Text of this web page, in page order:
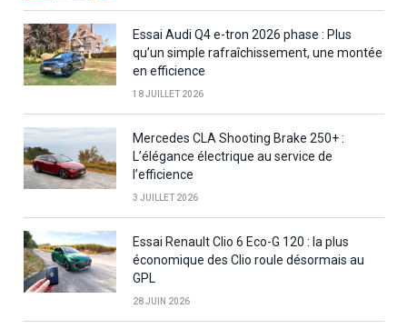
Essai Audi Q4 e-tron 2026 phase : Plus
qu’un simple rafraîchissement, une montée
en efficience
18 JUILLET 2026
Mercedes CLA Shooting Brake 250+ :
L’élégance électrique au service de
l’efficience
3 JUILLET 2026
Essai Renault Clio 6 Eco-G 120 : la plus
économique des Clio roule désormais au
GPL
28 JUIN 2026